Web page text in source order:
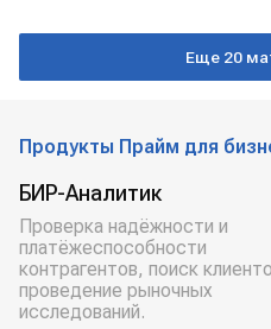
Еще 20
Продукты Прайм для
БИР-Аналитик
Проверка надёжности и
платёжеспособности
контрагентов, поиск
проведение рыночных
исследований.